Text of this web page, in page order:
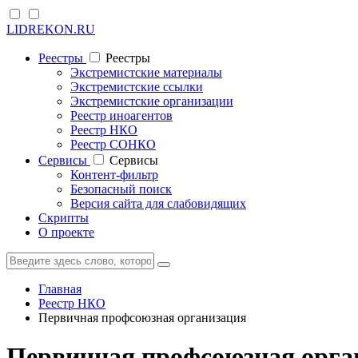
LIDREKON.RU
Реестры
Реестры
Экстремистские материалы
Экстремистские ссылки
Экстремистские организации
Реестр иноагентов
Реестр НКО
Реестр СОНКО
Cервисы
Cервисы
Контент-фильтр
Безопасный поиск
Версия сайта для слабовидящих
Скрипты
О проекте
Главная
Реестр НКО
Первичная профсоюзная организация